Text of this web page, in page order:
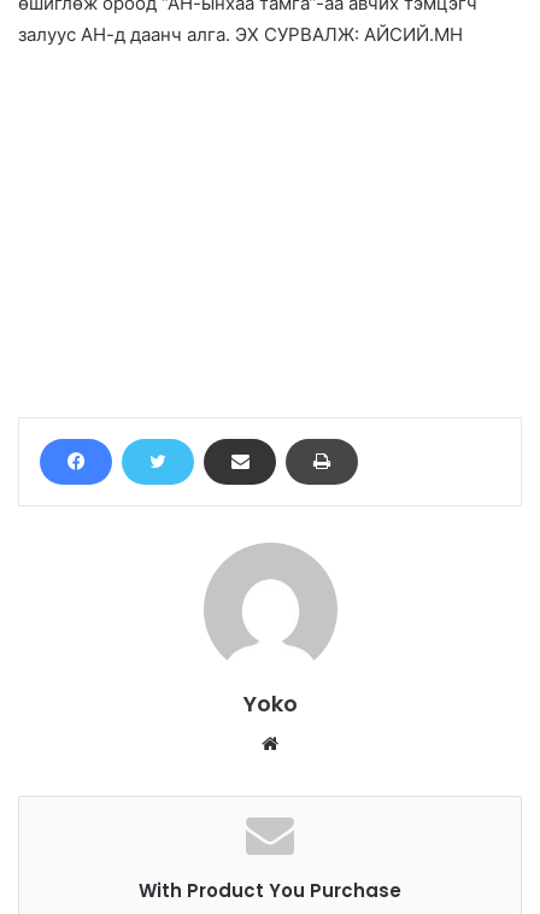
залуус АН-д даанч алга. ЭХ СУРВАЛЖ: АЙСИЙ.МН
Yoko
b
s
i
t
With Product You Purchase